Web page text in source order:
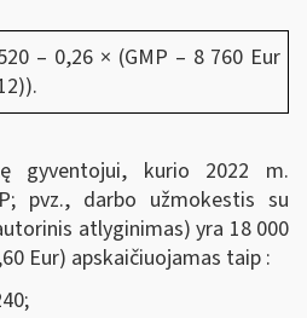
– 0,26 × (GMP – 8 760 Eur
gyventojui, kurio 2022 m.
pvz., darbo užmokestis su
atlyginimas) yra 18 000
Eur) apskaičiuojamas taip :